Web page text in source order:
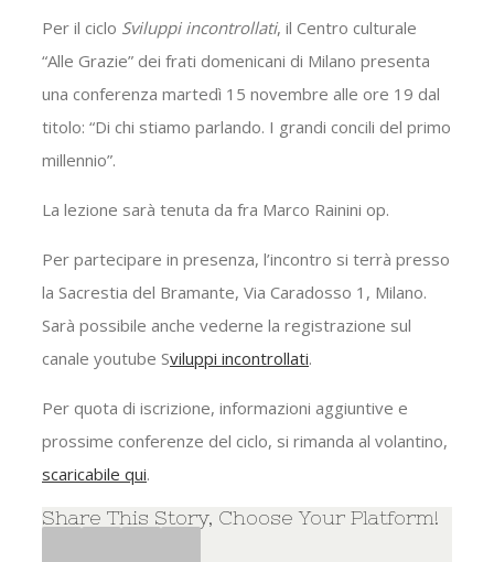
Per il ciclo Sviluppi incontrollati, il Centro culturale
“Alle Grazie” dei frati domenicani di Milano presenta
una conferenza martedì 15 novembre alle ore 19 dal
titolo: “Di chi stiamo parlando. I grandi concili del primo
millennio”.
La lezione sarà tenuta da fra Marco Rainini op.
Per partecipare in presenza, l’incontro si terrà presso
la Sacrestia del Bramante, Via Caradosso 1, Milano.
Sarà possibile anche vederne la registrazione sul
canale youtube Sviluppi incontrollati.
Per quota di iscrizione, informazioni aggiuntive e
prossime conferenze del ciclo, si rimanda al volantino,
scaricabile qui.
Share This Story, Choose Your Platform!